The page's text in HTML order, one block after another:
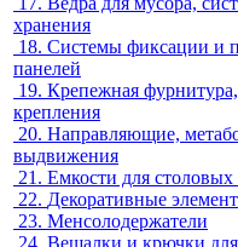
хранения
18. Системы фиксации и
панелей
19. Крепежная
крепления
20. Направляющие,
выдвижения
21. Емкости для
22. Декоративные
23. Менсолодержатели
24. Вешалки и крючки